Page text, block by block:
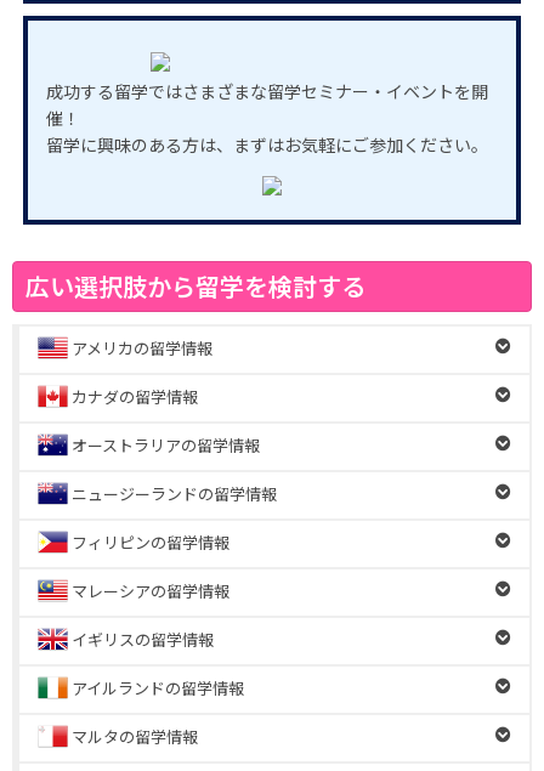
成功する留学ではさまざまな留学セミナー・イベントを開
催！
留学に興味のある方は、まずはお気軽にご参加ください。
広い選択肢から留学を検討する
アメリカの留学情報
カナダの留学情報
オーストラリアの留学情報
ニュージーランドの留学情報
フィリピンの留学情報
マレーシアの留学情報
イギリスの留学情報
アイルランドの留学情報
マルタの留学情報